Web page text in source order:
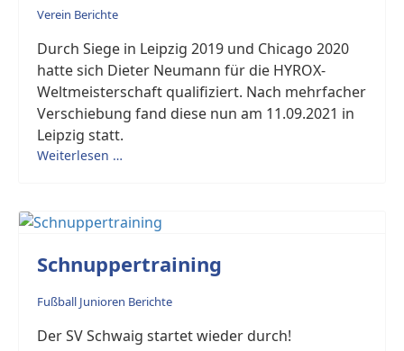
Verein Berichte
Durch Siege in Leipzig 2019 und Chicago 2020
hatte sich Dieter Neumann für die HYROX-
Weltmeisterschaft qualifiziert. Nach mehrfacher
Verschiebung fand diese nun am 11.09.2021 in
Leipzig statt.
Weiterlesen …
Schnuppertraining
Fußball Junioren Berichte
Der SV Schwaig startet wieder durch!